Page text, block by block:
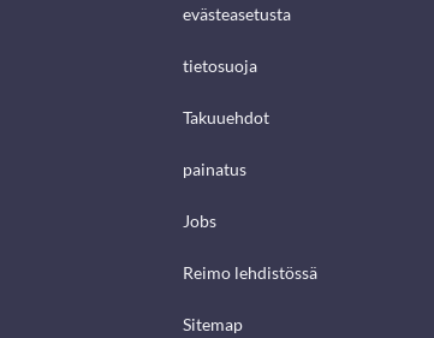
evästeasetusta
tietosuoja
Takuuehdot
painatus
Jobs
Reimo lehdistössä
Sitemap